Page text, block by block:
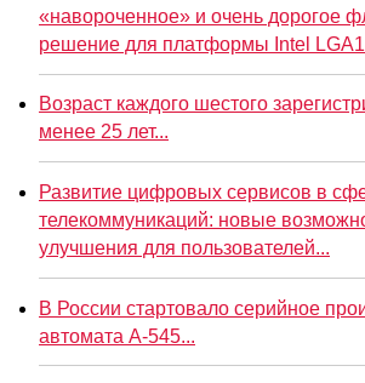
«навороченное» и очень дорогое
решение для платформы Intel
Возраст каждого шестого
менее 25 лет...
Развитие цифровых сервисов в
телекоммуникаций: новые
улучшения для пользователей...
В России стартовало серийное
автомата А-545...